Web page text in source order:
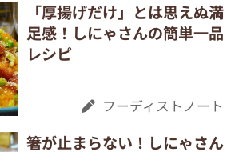
「厚揚げだけ」とは思えぬ満
足感！しにゃさんの簡単一品
レシピ
フーディストノート
箸が止まらない！しにゃさん